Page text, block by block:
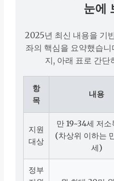
눈에
2025년 최신 내용을 기
좌의 핵심을 요약했습
지, 아래 표로 간단
항
목
내용
지원
대상
만 19~34세 저소
(차상위 이하는
세)
정부